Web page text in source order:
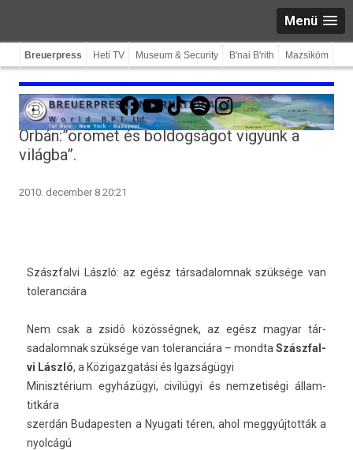
Menü
Breuerpress Heti TV Museum & Security B'nai B'rith Mazsiköm
Facebook
YouTube
TikTokSpotifyInstagram
Orbán:”örömet és boldogságot vigyünk a
világba”.
2010. december 8 20:21
Szászfal­vi László: az egész tár­sadalom­nak szüksége van
toleran­ciára
Nem csak a zsidó közösségnek, az egész magyar tár­
sadalom­nak szüksége van toleran­ciára – mondta Szászfal­
vi László, a Közigaz­gatási és Igazságügyi
Minisztérium egyházügyi, civilügyi és nem­zetiségi állam­
titkára
szerdán Budapest­en a Nyugati téren, ahol meggyújtották a
nyolcágú